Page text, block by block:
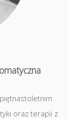
oraz terapii z